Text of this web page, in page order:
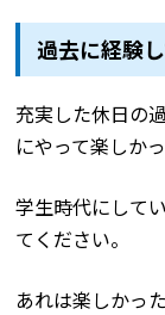
過去に経験
充実した休日の
にやって楽しか
学生時代にして
てください。
あれは楽しかっ